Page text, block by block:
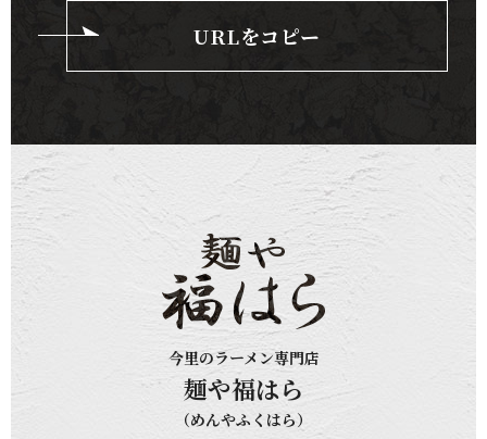
URLをコピー
今里のラーメン専門店
麺や福はら
（めんやふくはら）